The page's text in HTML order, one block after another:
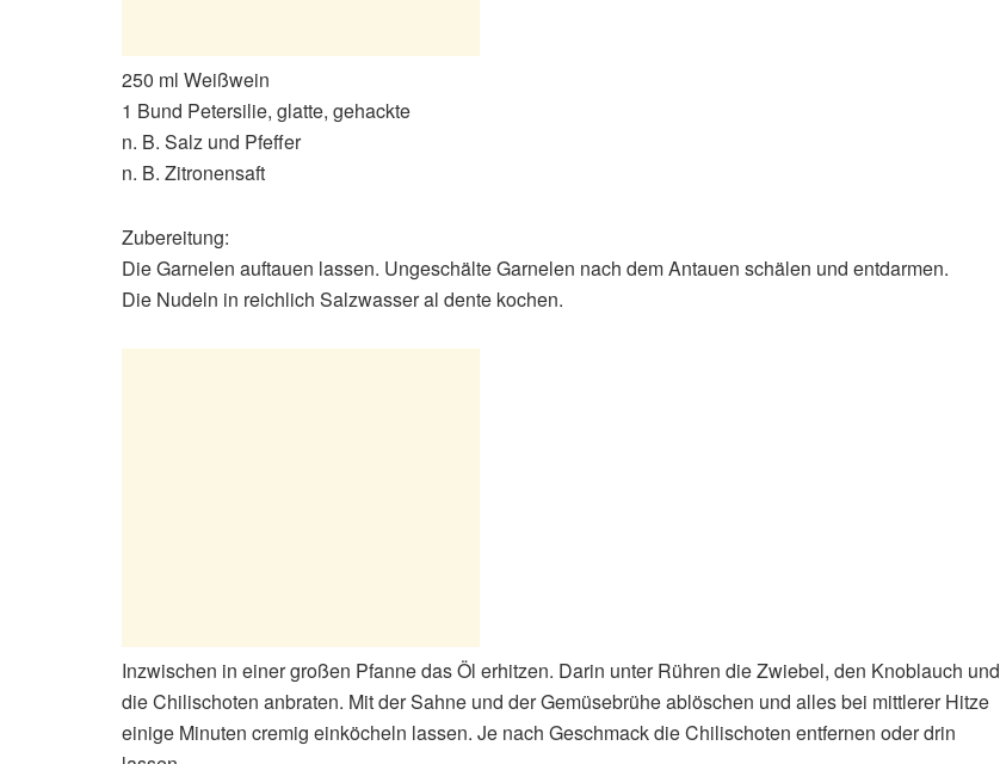
250 ml Weißwein
1 Bund Petersilie, glatte, gehackte
n. B. Salz und Pfeffer
n. B. Zitronensaft
Zubereitung:
Die Garnelen auftauen lassen. Ungeschälte Garnelen nach dem Antauen schälen und entdarmen.
Die Nudeln in reichlich Salzwasser al dente kochen.
Inzwischen in einer großen Pfanne das Öl erhitzen. Darin unter Rühren die Zwiebel, den Knoblauch und
die Chilischoten anbraten. Mit der Sahne und der Gemüsebrühe ablöschen und alles bei mittlerer Hitze
einige Minuten cremig einköcheln lassen. Je nach Geschmack die Chilischoten entfernen oder drin